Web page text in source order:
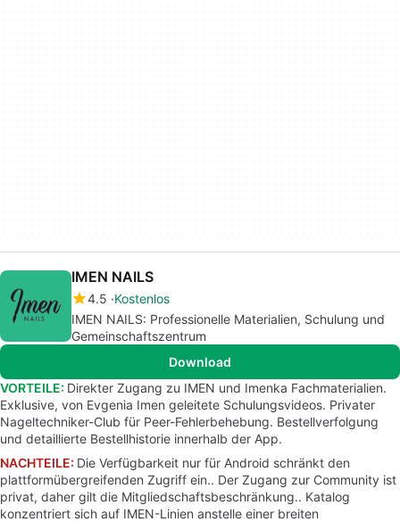
IMEN NAILS
4.5 Kostenlos
IMEN NAILS: Professionelle Materialien, Schulung und
Gemeinschaftszentrum
Download
VORTEILE: Direkter Zugang zu IMEN und Imenka Fachmaterialien.
Exklusive, von Evgenia Imen geleitete Schulungsvideos. Privater
Nageltechniker-Club für Peer-Fehlerbehebung. Bestellverfolgung
und detaillierte Bestellhistorie innerhalb der App.
NACHTEILE: Die Verfügbarkeit nur für Android schränkt den
plattformübergreifenden Zugriff ein.. Der Zugang zur Community ist
privat, daher gilt die Mitgliedschaftsbeschränkung.. Katalog
konzentriert sich auf IMEN-Linien anstelle einer breiten